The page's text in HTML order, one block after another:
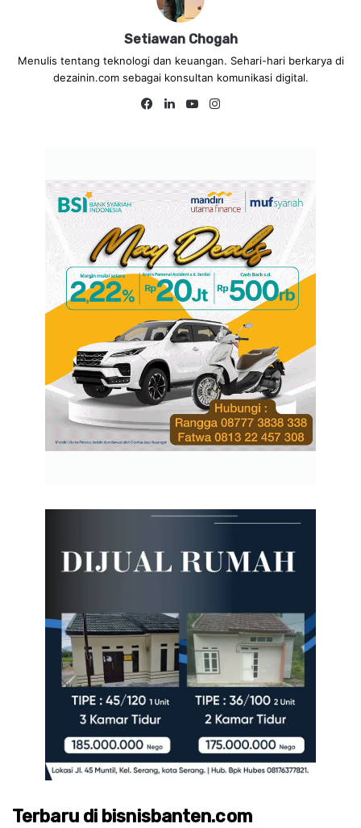
Setiawan Chogah
Menulis tentang teknologi dan keuangan. Sehari-hari berkarya di
dezainin.com sebagai konsultan komunikasi digital.
Fa
Lin
Yo
Terbaru di bisnisbanten.com